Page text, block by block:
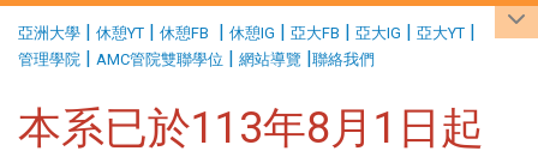
亞洲大學 | 休憩YT | 休憩FB | 休憩IG | 亞大FB | 亞大IG | 亞大YT |
管理學院 | AMC管院雙聯學位 | 網站導覽 |聯絡我們
本系已於113年8月1日起